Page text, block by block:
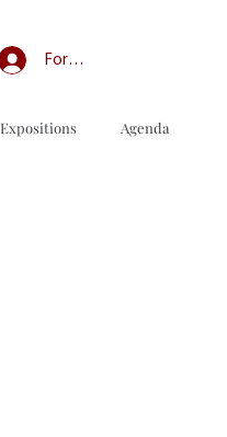
Forum professionnel/My
Expositions Agenda